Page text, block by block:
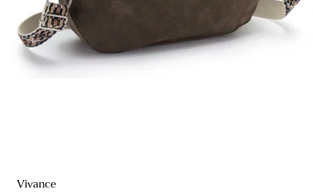
Vivance